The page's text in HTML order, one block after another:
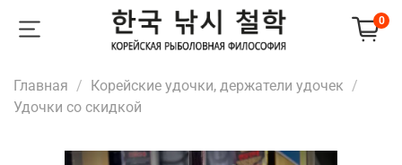
0
Главная
Корейские удочки, держатели удочек
Удочки со скидкой